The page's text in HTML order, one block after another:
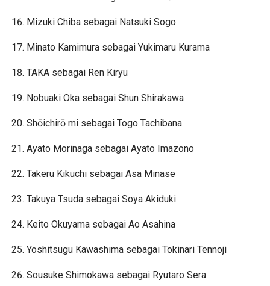
Mizuki Chiba sebagai Natsuki Sogo
Minato Kamimura sebagai Yukimaru Kurama
TAKA sebagai Ren Kiryu
Nobuaki Oka sebagai Shun Shirakawa
Shōichirō mi sebagai Togo Tachibana
Ayato Morinaga sebagai Ayato Imazono
Takeru Kikuchi sebagai Asa Minase
Takuya Tsuda sebagai Soya Akiduki
Keito Okuyama sebagai Ao Asahina
Yoshitsugu Kawashima sebagai Tokinari Tennoji
Sousuke Shimokawa sebagai Ryutaro Sera